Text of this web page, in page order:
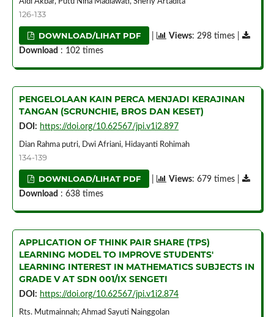
126-133
DOWNLOAD/LIHAT PDF Views: 298 times |
Download : 102 times
PENGELOLAAN KAIN PERCA MENJADI KERAJINAN
TANGAN (SCRUNCHIE, BROS DAN KESET)
DOI: https://doi.org/10.62567/jpi.v1i2.897
Dian Rahma putri, Dwi Afriani, Hidayanti Rohimah
134-139
DOWNLOAD/LIHAT PDF Views: 679 times |
Download : 638 times
APPLICATION OF THINK PAIR SHARE (TPS)
LEARNING MODEL TO IMPROVE STUDENTS'
LEARNING INTEREST IN MATHEMATICS SUBJECTS IN
GRADE V AT SDN 001/IX SENGETI
DOI: https://doi.org/10.62567/jpi.v1i2.874
Rts. Mutmainnah; Ahmad Sayuti Nainggolan